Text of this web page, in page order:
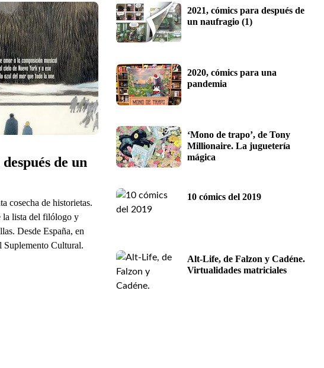
de un
cosecha de historietas.
la lista del filólogo y
Desde España, en
Suplemento Cultural.
2021, cómics para después de
un naufragio (1)
2020, cómics para una
pandemia
‘Mono de trapo’, de Tony
Millionaire. La juguetería
mágica
10 cómics del 2019
Alt-Life, de Falzon y Cadéne.
Virtualidades matriciales